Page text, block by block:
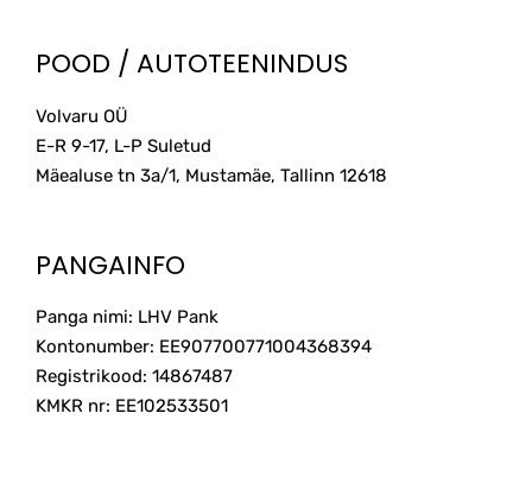
POOD / AUTOTEENINDUS
Volvaru OÜ
E-R 9-17, L-P Suletud
Mäealuse tn 3a/1, Mustamäe, Tallinn 12618
PANGAINFO
Panga nimi: LHV Pank
Kontonumber: EE907700771004368394
Registrikood: 14867487
KMKR nr: EE102533501